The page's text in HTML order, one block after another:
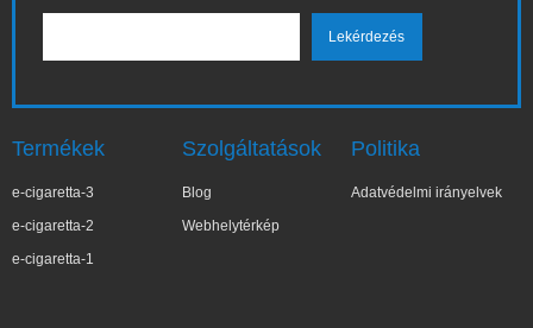
Termékek
e-cigaretta-3
e-cigaretta-2
e-cigaretta-1
Szolgáltatások
Blog
Webhelytérkép
Politika
Adatvédelmi irányelvek